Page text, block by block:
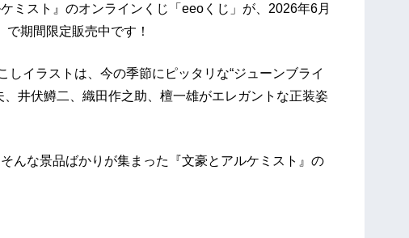
ミスト』のオンラインくじ「eeoくじ」が、2026年6月
期間限定販売中です！
しイラストは、今の季節にピッタリな“ジューンブライ
、井伏鱒二、織田作之助、檀一雄がエレガントな正装姿
んな景品ばかりが集まった『文豪とアルケミスト』の